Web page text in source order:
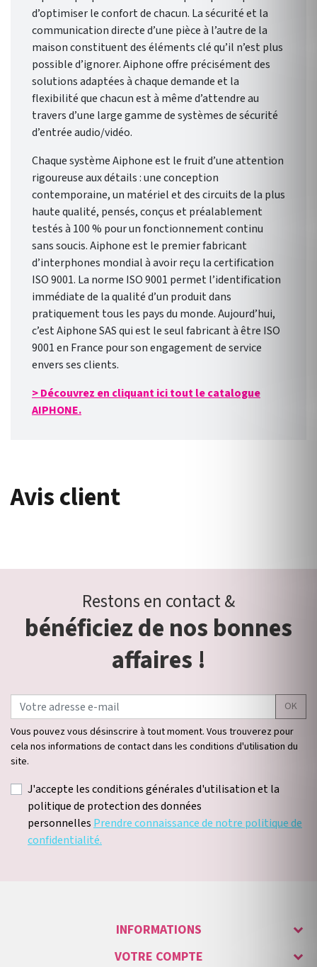
d’optimiser le confort de chacun. La sécurité et la
communication directe d’une pièce à l’autre de la
maison constituent des éléments clé qu’il n’est plus
possible d’ignorer. Aiphone offre précisément des
solutions adaptées à chaque demande et la
flexibilité que chacun est à même d’attendre au
travers d’une large gamme de systèmes de sécurité
d’entrée audio/vidéo.
Chaque système Aiphone est le fruit d’une attention
rigoureuse aux détails : une conception
contemporaine, un matériel et des circuits de la plus
haute qualité, pensés, conçus et préalablement
testés à 100 % pour un fonctionnement continu
sans soucis. Aiphone est le premier fabricant
d’interphones mondial à avoir reçu la certification
ISO 9001. La norme ISO 9001 permet l’identification
immédiate de la qualité d’un produit dans
pratiquement tous les pays du monde. Aujourd’hui,
c’est Aiphone SAS qui est le seul fabricant à être ISO
9001 en France pour son engagement de service
envers ses clients.
> Découvrez en cliquant ici tout le catalogue
AIPHONE.
Avis client
Restons en contact &
bénéficiez de nos bonnes
affaires !
OK
Vous pouvez vous désinscrire à tout moment. Vous trouverez pour
cela nos informations de contact dans les conditions d'utilisation du
site.
J'accepte les conditions générales d'utilisation et la
politique de protection des données
personnelles Prendre connaissance de notre politique de
confidentialité.
INFORMATIONS
VOTRE COMPTE